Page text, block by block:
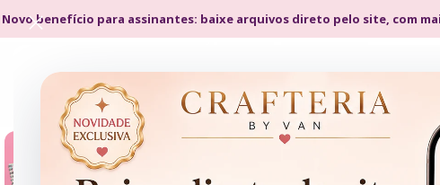
Novo benefício para assinantes: baixe arquivos direto pelo site, com
- 75%